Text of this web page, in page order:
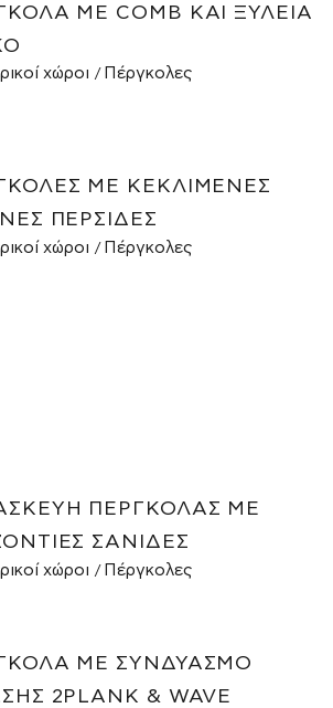
ΜΕ COMB ΚΑΙ ΞΥΛΕΊΑ
χώροι Πέργκολες
ΜΕ ΚΕΚΛΙΜΈΝΕΣ
ΠΕΡΣΊΔΕΣ
χώροι Πέργκολες
ΠΈΡΓΚΟΛΑΣ ΜΕ
ΣΑΝΊΔΕΣ
χώροι Πέργκολες
ΜΕ ΣΥΝΔΥΑΣΜΌ
2PLANK & WAVE